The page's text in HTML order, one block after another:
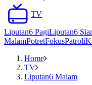
TV
Liputan6 PagiLiputan6
MalamPotretFokusPatroli
Home
TV
Liputan6 Malam